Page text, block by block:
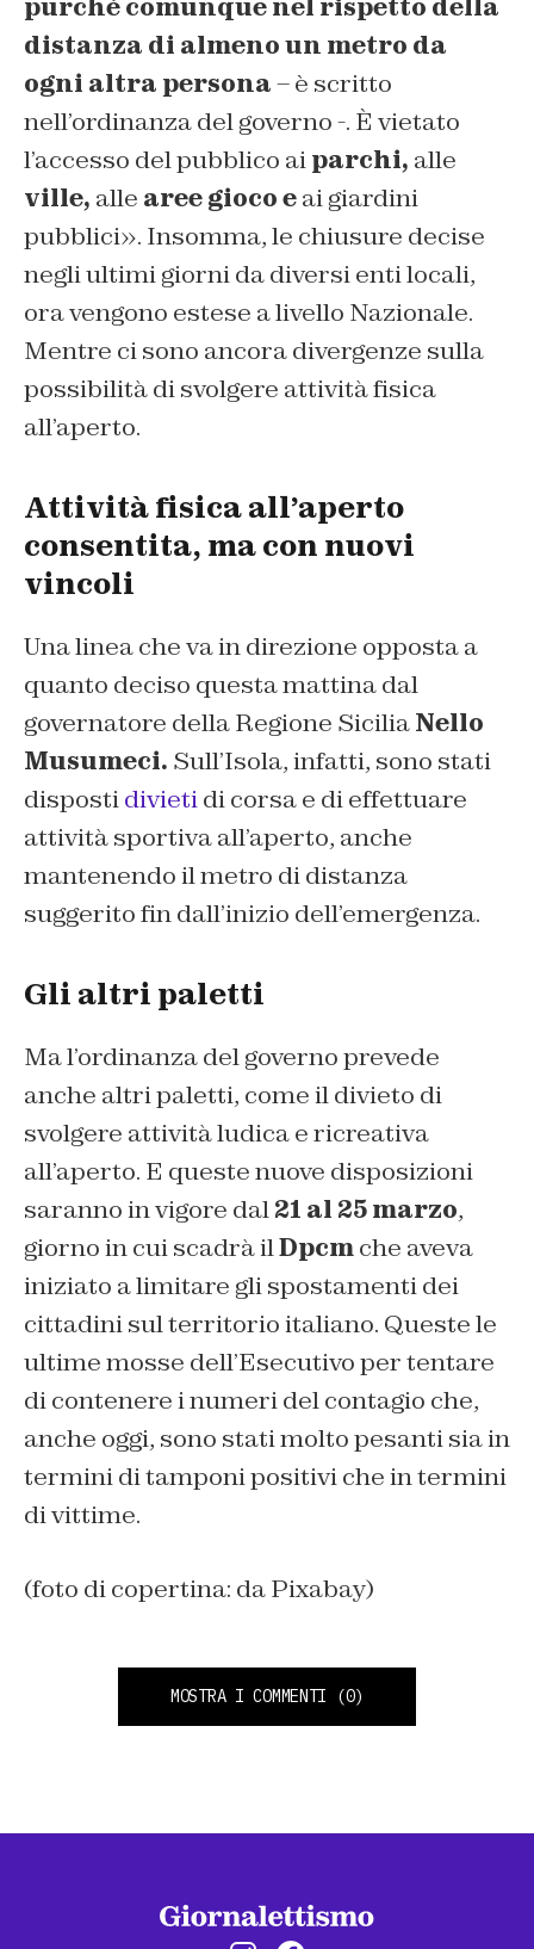
purché comunque nel rispetto della
distanza di almeno un metro da
ogni altra persona– è scritto
nell’ordinanza del governo -. È vietato
l’accesso del pubblico aiparchi, alle
ville, alle aree gioco eai giardini
pubblici». Insomma, le chiusure decise
negli ultimi giorni da diversi enti locali,
ora vengono estese a livello Nazionale.
Mentre ci sono ancora divergenze sulla
possibilità di svolgere attività fisica
all’aperto.
Attività fisica all’aperto
consentita, ma con nuovi
vincoli
Una linea che va in direzione opposta a
quanto deciso questa mattina dal
governatore della Regione SiciliaNello
Musumeci. Sull’Isola, infatti, sono stati
dispostidivietidi corsa e di effettuare
attività sportiva all’aperto, anche
mantenendo il metro di distanza
suggerito fin dall’inizio dell’emergenza.
Gli altri paletti
Ma l’ordinanza del governo prevede
anche altri paletti, come il divieto di
svolgere attività ludica e ricreativa
all’aperto. E queste nuove disposizioni
saranno in vigore dal21 al 25 marzo,
giorno in cui scadrà ilDpcmche aveva
iniziato a limitare gli spostamenti dei
cittadini sul territorio italiano. Queste le
ultime mosse dell’Esecutivo per tentare
di contenere i numeri del contagio che,
anche oggi, sono stati molto pesanti sia in
termini di tamponi positivi che in termini
di vittime.
(foto di copertina: da Pixabay)
MOSTRA I COMMENTI (0)